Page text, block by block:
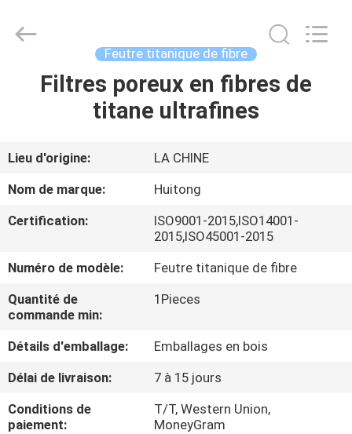
MAISON
VIDÉOS
EXPOSITION
DE
VR
AU
DE
NOUS
Advanced
Materials
Feutre titanique de fibre
Filtres poreux en fibres de
titane ultrafines
Lieu d'origine:
LA CHINE
Nom de marque:
Huitong
Certification:
ISO9001-2015,ISO14001-
2015,ISO45001-2015
Numéro de modèle:
Feutre titanique de fibre
Quantité de
commande min:
1Pieces
Détails d'emballage:
Emballages en bois
Délai de livraison:
7 à 15 jours
Conditions de
paiement:
T/T, Western Union,
MoneyGram